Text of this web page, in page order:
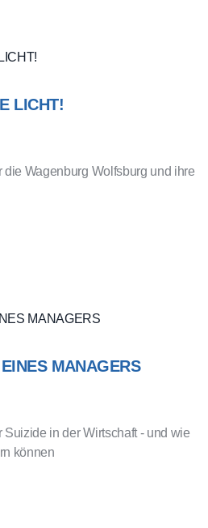
LICHT!
Wagenburg Wolfsburg und ihre
MANAGERS
in der Wirtschaft - und wie
können